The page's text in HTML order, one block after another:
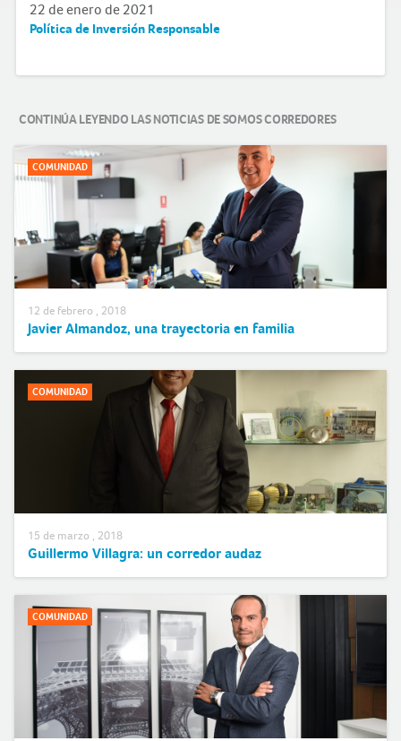
22 de enero de 2021
Política de Inversión Responsable
CONTINÚA LEYENDO LAS NOTICIAS DE SOMOS CORREDORES
COMUNIDAD
12 de febrero , 2018
Javier Almandoz, una trayectoria en familia
COMUNIDAD
15 de marzo , 2018
Guillermo Villagra: un corredor audaz
COMUNIDAD